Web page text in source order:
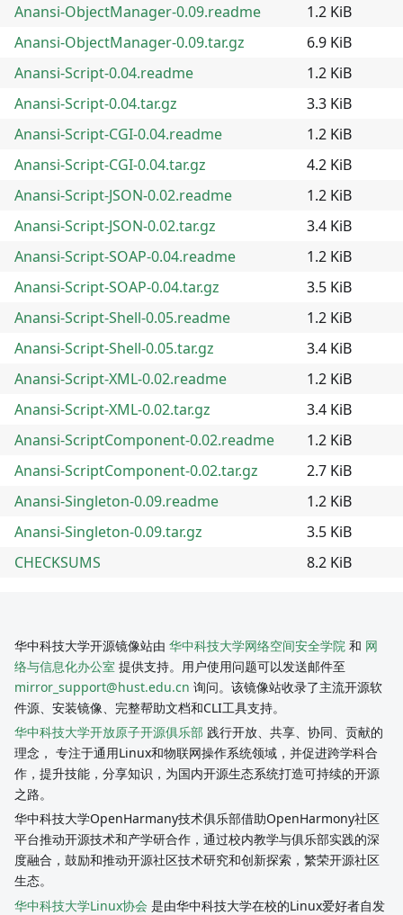
Anansi-ObjectManager-0.09.readme
1.2 KiB
Anansi-ObjectManager-0.09.tar.gz
6.9 KiB
Anansi-Script-0.04.readme
1.2 KiB
Anansi-Script-0.04.tar.gz
3.3 KiB
Anansi-Script-CGI-0.04.readme
1.2 KiB
Anansi-Script-CGI-0.04.tar.gz
4.2 KiB
Anansi-Script-JSON-0.02.readme
1.2 KiB
Anansi-Script-JSON-0.02.tar.gz
3.4 KiB
Anansi-Script-SOAP-0.04.readme
1.2 KiB
Anansi-Script-SOAP-0.04.tar.gz
3.5 KiB
Anansi-Script-Shell-0.05.readme
1.2 KiB
Anansi-Script-Shell-0.05.tar.gz
3.4 KiB
Anansi-Script-XML-0.02.readme
1.2 KiB
Anansi-Script-XML-0.02.tar.gz
3.4 KiB
Anansi-ScriptComponent-0.02.readme
1.2 KiB
Anansi-ScriptComponent-0.02.tar.gz
2.7 KiB
Anansi-Singleton-0.09.readme
1.2 KiB
Anansi-Singleton-0.09.tar.gz
3.5 KiB
CHECKSUMS
8.2 KiB
华中科技大学开源镜像站由 华中科技大学网络空间安全学院 和 网
络与信息化办公室 提供支持。用户使用问题可以发送邮件至
mirror_support@hust.edu.cn 询问。该镜像站收录了主流开源软
件源、安装镜像、完整帮助文档和CLI工具支持。
华中科技大学开放原子开源俱乐部 践行开放、共享、协同、贡献的
理念， 专注于通用Linux和物联网操作系统领域，并促进跨学科合
作，提升技能，分享知识，为国内开源生态系统打造可持续的开源
之路。
华中科技大学OpenHarmany技术俱乐部借助OpenHarmony社区
平台推动开源技术和产学研合作，通过校内教学与俱乐部实践的深
度融合，鼓励和推动开源社区技术研究和创新探索，繁荣开源社区
生态。
华中科技大学Linux协会 是由华中科技大学在校的Linux爱好者自发